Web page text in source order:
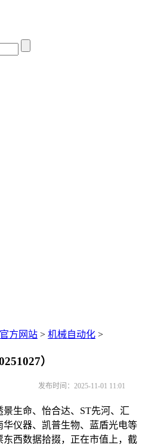
方网站 > 机械自动化 >
）
发布时间：2025-11-01 11:01
生命、怡合达、ST先河、汇
仪器、凯普生物、蓝盾光电等
西数据拾掇，正在市值上，截